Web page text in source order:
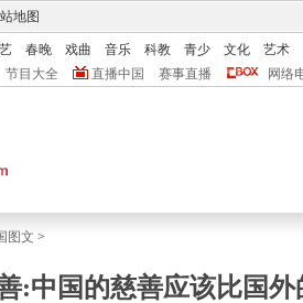
地图
春晚 戏曲 音乐 科教 青少 文化
艺术
节目大全 直播中国 赛事直播 网络
图文 >
:中国的慈善应该比国